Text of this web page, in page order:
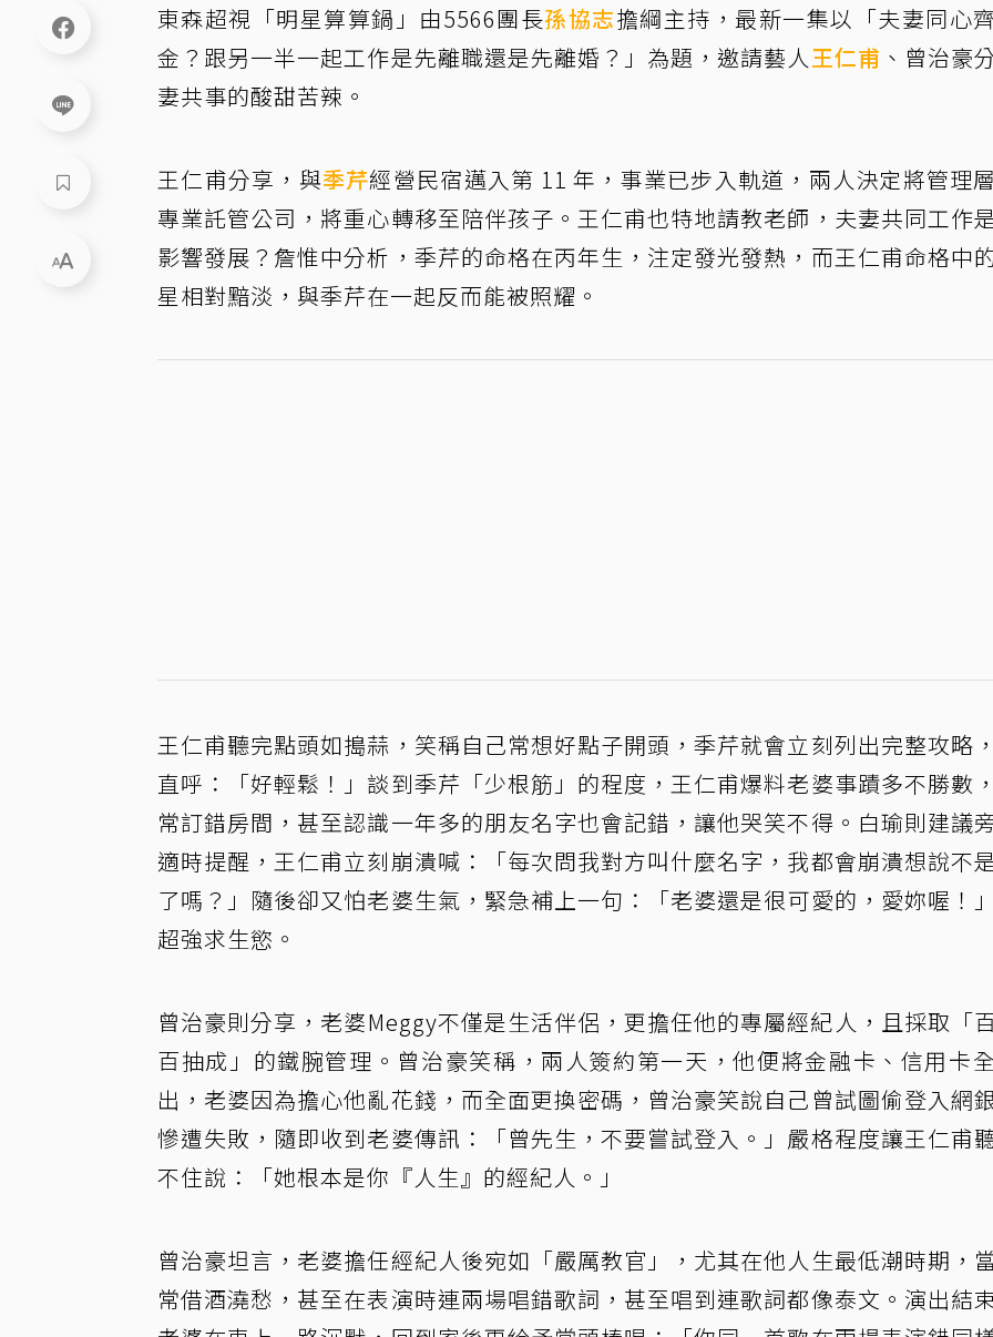
東森超視「明星算算鍋」由5566團長孫協志擔綱主持，最新一集以「夫妻同心
金？跟另一半一起工作是先離職還是先離婚？」為題，邀請藝人王仁甫 、曾治豪
妻共事的酸甜苦辣。
王仁甫分享，與季芹經營民宿邁入第 11 年，事業已步入軌道，兩人決定將管理
專業託管公司，將重心轉移至陪伴孩子。王仁甫也特地請教老師，夫妻共同工作
影響發展？詹惟中分析，季芹的命格在丙年生，注定發光發熱，而王仁甫命格中
星相對黯淡，與季芹在一起反而能被照耀。
王仁甫聽完點頭如搗蒜，笑稱自己常想好點子開頭，季芹就會立刻列出完整攻略
直呼：「好輕鬆！」談到季芹「少根筋」的程度，王仁甫爆料老婆事蹟多不勝數
常訂錯房間，甚至認識一年多的朋友名字也會記錯，讓他哭笑不得。白瑜則建議
適時提醒，王仁甫立刻崩潰喊：「每次問我對方叫什麼名字，我都會崩潰想說不
了嗎？」隨後卻又怕老婆生氣，緊急補上一句：「老婆還是很可愛的，愛妳喔！
超強求生慾。
曾治豪則分享，老婆Meggy不僅是生活伴侶，更擔任他的專屬經紀人，且採取「
百抽成」的鐵腕管理。曾治豪笑稱，兩人簽約第一天，他便將金融卡、信用卡
出，老婆因為擔心他亂花錢，而全面更換密碼，曾治豪笑說自己曾試圖偷登入網
慘遭失敗，隨即收到老婆傳訊：「曾先生，不要嘗試登入。」嚴格程度讓王仁甫
不住說：「她根本是你『人生』的經紀人。」
曾治豪坦言，老婆擔任經紀人後宛如「嚴厲教官」，尤其在他人生最低潮時期，
常借酒澆愁，甚至在表演時連兩場唱錯歌詞，甚至唱到連歌詞都像泰文。演出結